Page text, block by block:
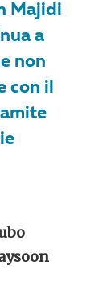
Majidi
a
non
con il